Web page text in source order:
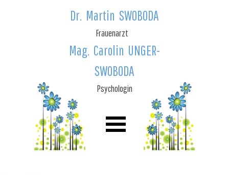
Dr. Martin SWOBODA
Frauenarzt
Mag. Carolin UNGER-
SWOBODA
Psychologin